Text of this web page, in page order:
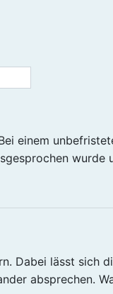
einem
wurde
Dabei lässt sich
absprechen.